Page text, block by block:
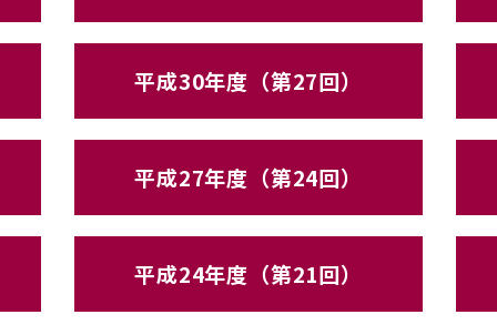
平成30年度（第27回）
平成27年度（第24回）
平成24年度（第21回）